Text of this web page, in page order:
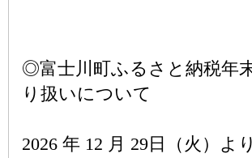
◎富士川町ふるさと納税年
り扱いについて
2026 年 12 月 29日（火）よ